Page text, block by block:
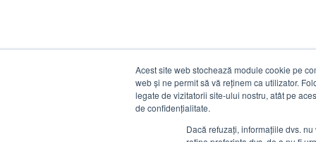
Acest site web stochează module cookie pe
web și ne permit să vă reținem ca utilizator.
legate de vizitatorii site-ului nostru, atât pe
de confidențialitate.
Dacă refuzați, informațiile dvs.